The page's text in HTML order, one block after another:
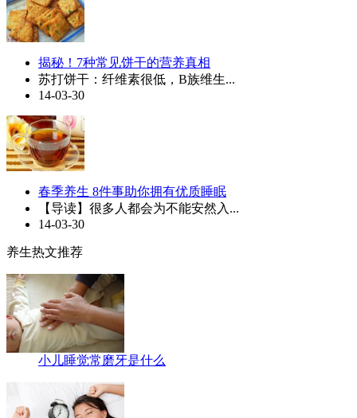
揭秘！7种常见饼干的营养真相
苏打饼干：纤维素很低，B族维生...
14-03-30
春季养生 8件事助你拥有优质睡眠
【导读】很多人都会为不能安然入...
14-03-30
养生热文推荐
小儿睡觉常磨牙是什么